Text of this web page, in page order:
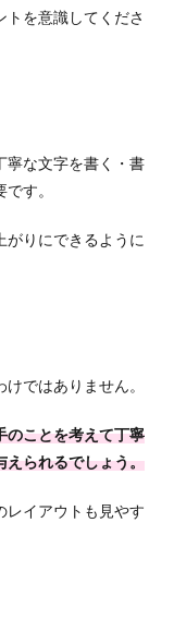
トを意識してくださ
寧な文字を書く・書
す。
がりにできるように
ではありません。
のことを考えて丁寧
えられるでしょう。
レイアウトも見やす